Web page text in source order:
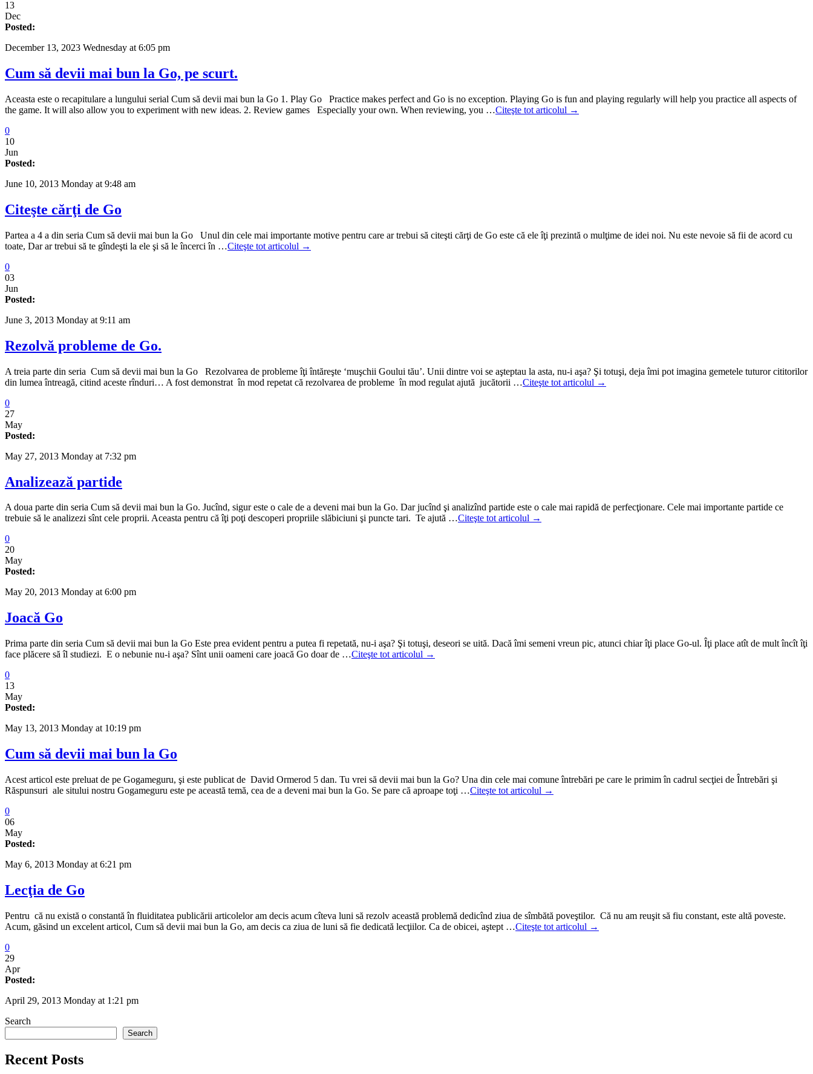
13
Dec
Posted:
December 13, 2023 Wednesday at 6:05 pm
Cum să devii mai bun la Go, pe scurt.
Aceasta este o recapitulare a lungului serial Cum să devii mai bun la Go 1. Play Go Practice makes perfect and Go is no exception. Playing Go is fun and playing regularly will help you practice all aspects of
the game. It will also allow you to experiment with new ideas. 2. Review games Especially your own. When reviewing, you …Citeşte tot articolul →
0
10
Jun
Posted:
June 10, 2013 Monday at 9:48 am
Citeşte cărţi de Go
Partea a 4 a din seria Cum să devii mai bun la Go Unul din cele mai importante motive pentru care ar trebui să citeşti cărţi de Go este că ele îţi prezintă o mulţime de idei noi. Nu este nevoie să fii de acord cu
toate, Dar ar trebui să te gîndeşti la ele şi să le încerci în …Citeşte tot articolul →
0
03
Jun
Posted:
June 3, 2013 Monday at 9:11 am
Rezolvă probleme de Go.
A treia parte din seria Cum să devii mai bun la Go Rezolvarea de probleme îţi întăreşte ‘muşchii Goului tău’. Unii dintre voi se aşteptau la asta, nu-i aşa? Şi totuşi, deja îmi pot imagina gemetele tuturor cititorilor
din lumea întreagă, citind aceste rînduri… A fost demonstrat în mod repetat că rezolvarea de probleme în mod regulat ajută jucătorii …Citeşte tot articolul →
0
27
May
Posted:
May 27, 2013 Monday at 7:32 pm
Analizează partide
A doua parte din seria Cum să devii mai bun la Go. Jucînd, sigur este o cale de a deveni mai bun la Go. Dar jucînd şi analizînd partide este o cale mai rapidă de perfecţionare. Cele mai importante partide ce
trebuie să le analizezi sînt cele proprii. Aceasta pentru că îţi poţi descoperi propriile slăbiciuni şi puncte tari. Te ajută …Citeşte tot articolul →
0
20
May
Posted:
May 20, 2013 Monday at 6:00 pm
Joacă Go
Prima parte din seria Cum să devii mai bun la Go Este prea evident pentru a putea fi repetată, nu-i aşa? Şi totuşi, deseori se uită. Dacă îmi semeni vreun pic, atunci chiar îţi place Go-ul. Îţi place atît de mult încît îţi
face plăcere să îl studiezi. E o nebunie nu-i aşa? Sînt unii oameni care joacă Go doar de …Citeşte tot articolul →
0
13
May
Posted:
May 13, 2013 Monday at 10:19 pm
Cum să devii mai bun la Go
Acest articol este preluat de pe Gogameguru, şi este publicat de David Ormerod 5 dan. Tu vrei să devii mai bun la Go? Una din cele mai comune întrebări pe care le primim în cadrul secţiei de Întrebări şi
Răspunsuri ale sitului nostru Gogameguru este pe această temă, cea de a deveni mai bun la Go. Se pare că aproape toţi …Citeşte tot articolul →
0
06
May
Posted:
May 6, 2013 Monday at 6:21 pm
Lecţia de Go
Pentru că nu există o constantă în fluiditatea publicării articolelor am decis acum cîteva luni să rezolv această problemă dedicînd ziua de sîmbătă poveştilor. Că nu am reuşit să fiu constant, este altă poveste.
Acum, găsind un excelent articol, Cum să devii mai bun la Go, am decis ca ziua de luni să fie dedicată lecţiilor. Ca de obicei, aştept …Citeşte tot articolul →
0
29
Apr
Posted:
April 29, 2013 Monday at 1:21 pm
Search
Search
Recent Posts